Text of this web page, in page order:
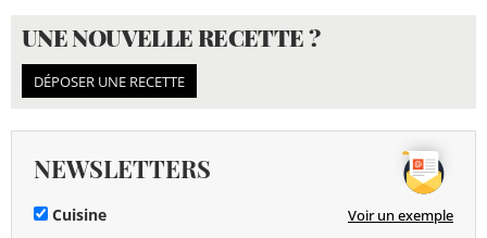
UNE NOUVELLE RECETTE ?
DÉPOSER UNE RECETTE
NEWSLETTERS
Cuisine Voir un exemple